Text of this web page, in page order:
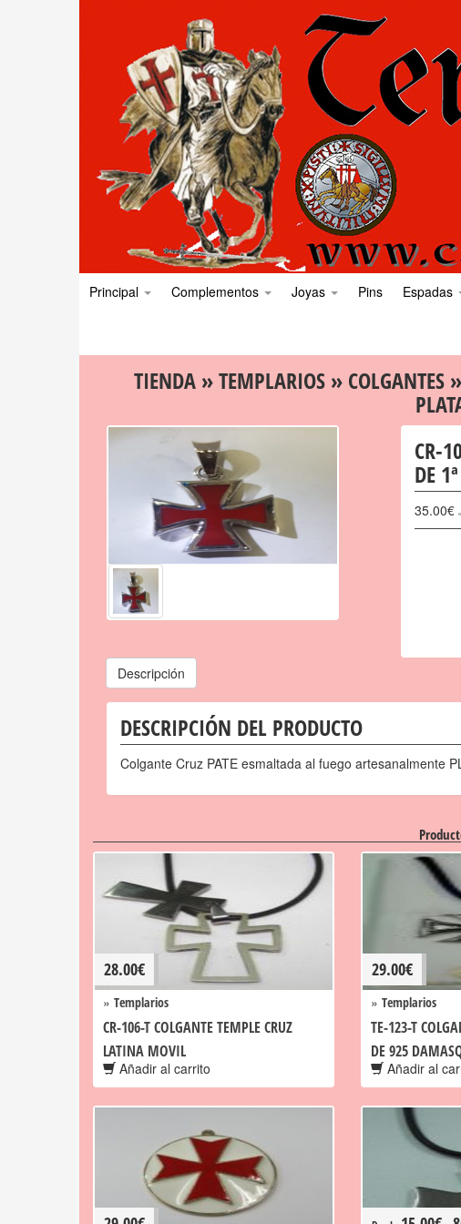
Principal Complementos Joyas Pins Espadas
TIENDA»TEMPLARIOS» COLGANTES»
CR-
DE
35.00€
Descripción
DESCRIPCIÓN DEL PRODUCTO
Colgante Cruz PATE esmaltada al fuego artesanalmente
28.00€
» Templarios
CR-106-T COLGANTE TEMPLE CRUZ
LATINA MOVIL
Añadir al carrito
29.00€
» Templarios
TE-123-T
DE 925
Añadir al